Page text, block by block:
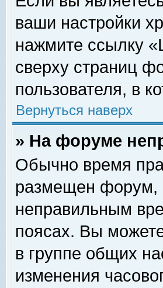
ваши настройки
нажмите ссылку
сверху страниц
пользователя, в
Вернуться наверх
» На форуме
Обычно время
размещен форум,
неправильным
поясах. Вы
в группе общих
изменения